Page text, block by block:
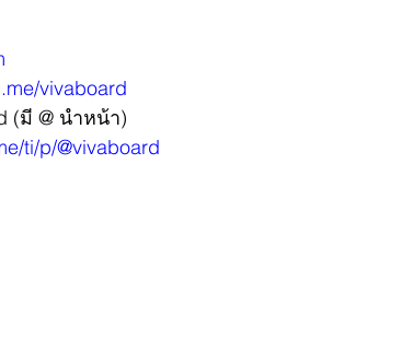
vivaboard
(มี @ นำหน้า)
ti/p/@vivaboard